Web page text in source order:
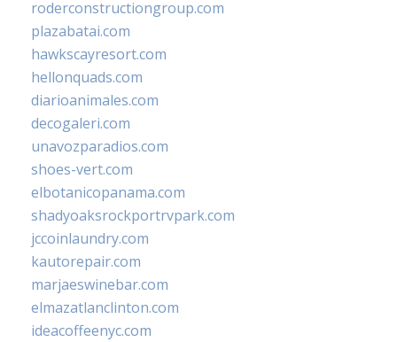
roderconstructiongroup.com
plazabatai.com
hawkscayresort.com
hellonquads.com
diarioanimales.com
decogaleri.com
unavozparadios.com
shoes-vert.com
elbotanicopanama.com
shadyoaksrockportrvpark.com
jccoinlaundry.com
kautorepair.com
marjaeswinebar.com
elmazatlanclinton.com
ideacoffeenyc.com